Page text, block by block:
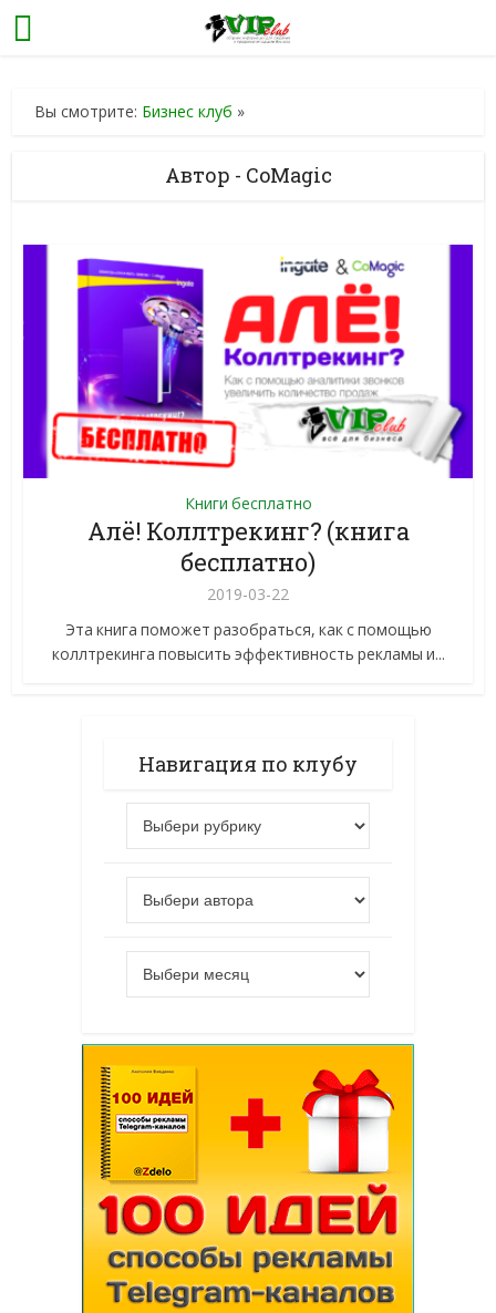
Вы смотрите: Бизнес клуб »
Автор - CoMagic
Книги бесплатно
Алё! Коллтрекинг? (книга
бесплатно)
2019-03-22
Эта книга поможет разобраться, как с помощью
коллтрекинга повысить эффективность рекламы и...
Навигация по клубу